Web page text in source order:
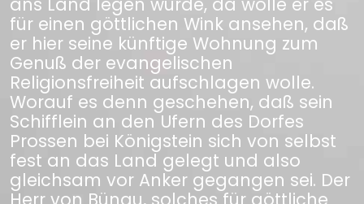
für einen göttlichen Wink ansehen, daß
er hier seine künftige Wohnung zum
Genuß der evangelischen
Religionsfreiheit aufschlagen wolle.
Worauf es denn geschehen, daß sein
Schifflein an den Ufern des Dorfes
Prossen bei Königstein sich von selbst
fest an das Land gelegt und also
gleichsam vor Anker gegangen sei. Der